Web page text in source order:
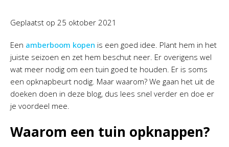
Geplaatst op 25 oktober 2021
Een amberboom kopen is een goed idee. Plant hem in het
juiste seizoen en zet hem beschut neer. Er overigens wel
wat meer nodig om een tuin goed te houden. Er is soms
een opknapbeurt nodig. Maar waarom? We gaan het uit de
doeken doen in deze blog, dus lees snel verder en doe er
je voordeel mee.
Waarom een tuin opknappen?